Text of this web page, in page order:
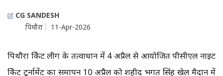
CG SANDESH
पिथौरा
11-Apr-2026
पिथौरा क्रिकेट लीग के तत्वाधान में 4 अप्रैल से आयोजित पीसीएल नाइट
क्रिकेट टूर्नामेंट का समापन 10 अप्रैल को शहीद भगत सिंह खेल मैदान में